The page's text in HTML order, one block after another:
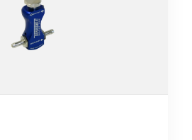
de 0 de 5 estrellas